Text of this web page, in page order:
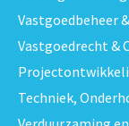
Vastgoedbeheer
Vastgoedrecht &
Techniek,